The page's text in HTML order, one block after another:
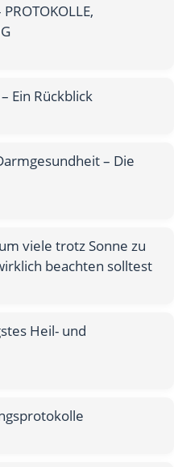
Ein Rückblick
– Die
viele trotz Sonne zu
beachten solltest
Heil- und